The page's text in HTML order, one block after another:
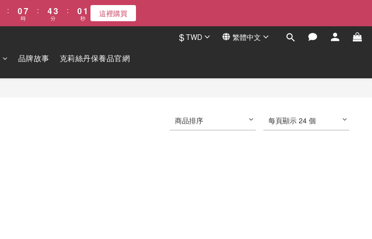
:
07
6
3
1
時
:
4
3
0
3
2
分
:
01
0
秒 這裡購買
$TWD 繁體中文
品牌故事 克莉絲丹保養品官網
商品排序 每頁顯示 24 個